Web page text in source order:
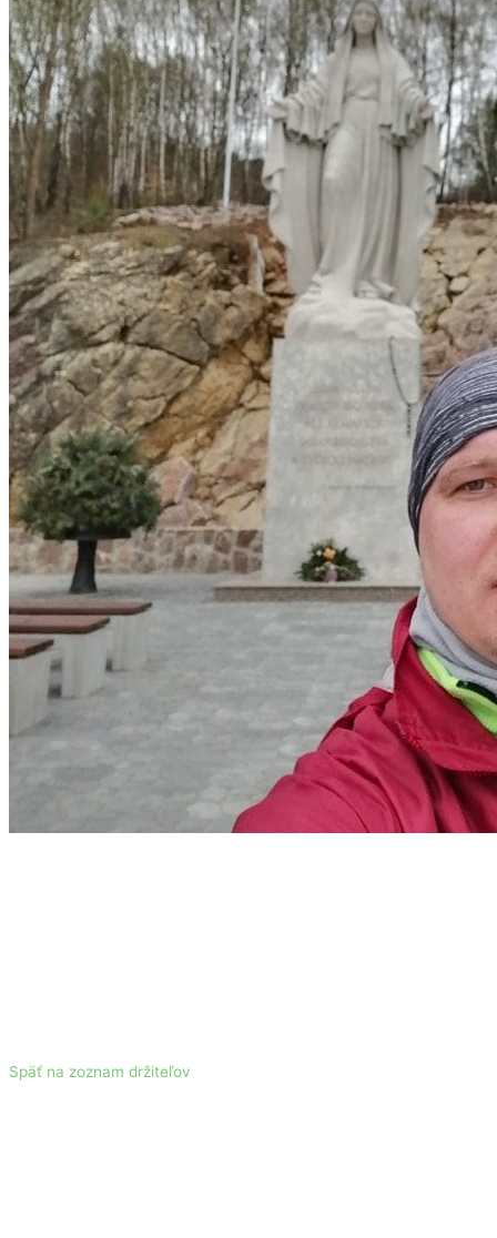
Späť na zoznam držiteľov